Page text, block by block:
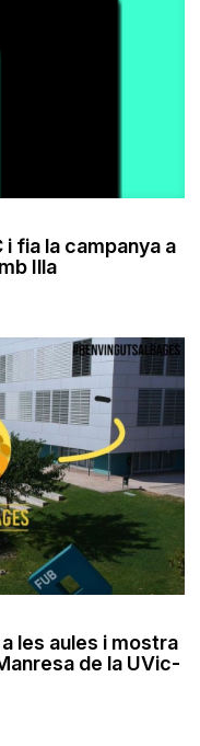
i fia la campanya a
Illa
les aules i mostra
de la UVic-